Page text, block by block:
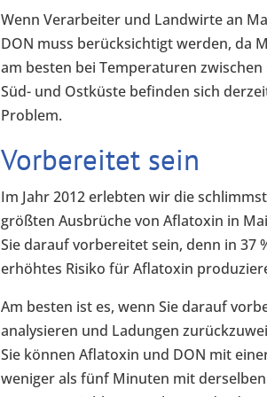
Wenn Verarbeiter und Landwirte an
DON muss berücksichtigt werden, da
am besten bei Temperaturen
Süd- und Ostküste befinden sich
Problem.
Vorbereitet sein
Im Jahr 2012 erlebten wir die
größten Ausbrüche von Aflatoxin in
Sie darauf vorbereitet sein, denn in 37
erhöhtes Risiko für Aflatoxin
Am besten ist es, wenn Sie darauf
analysieren und Ladungen
Sie können Aflatoxin und DON mit
weniger als fünf Minuten mit